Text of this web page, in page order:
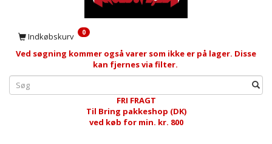
Indkøbskurv 0
Ved søgning kommer også varer som ikke er på lager. Disse
kan fjernes via filter.
FRI FRAGT
Til Bring pakkeshop (DK)
ved køb for min. kr. 800